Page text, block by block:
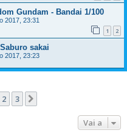
Gundam - Bandai 1/100
2017, 23:31
1 2
sakai
2017, 23:23
2 3
Vai a